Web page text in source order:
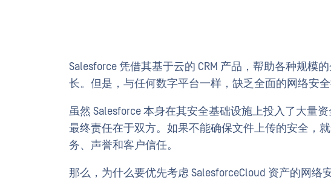
Salesforce 凭借其基于云的 CRM 产品，帮助各种规模
长。但是，与任何数字平台一样，缺乏全面的网络安
虽然 Salesforce 本身在其安全基础设施上投入了大量
最终责任在于双方。如果不能确保文件上传的安全，
务、声誉和客户信任。
那么，为什么要优先考虑 SalesforceCloud 资产的网